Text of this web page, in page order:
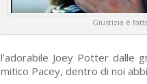
Giustizia è
l’adorabile Joey Potter dalle
mitico Pacey, dentro di noi